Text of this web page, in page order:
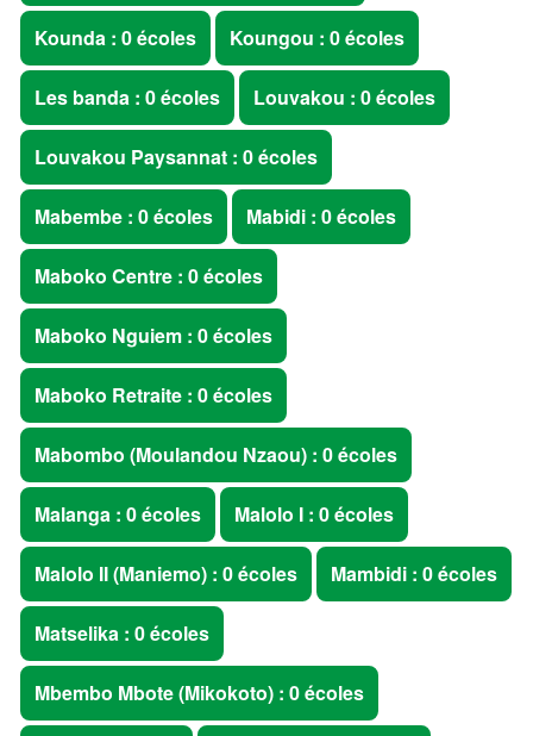
Kounda : 0 écoles Koungou : 0 écoles
Les banda : 0 écoles Louvakou : 0 écoles
Louvakou Paysannat : 0 écoles
Mabembe : 0 écoles Mabidi : 0 écoles
Maboko Centre : 0 écoles
Maboko Nguiem : 0 écoles
Maboko Retraite : 0 écoles
Mabombo (Moulandou Nzaou) : 0 écoles
Malanga : 0 écoles Malolo I : 0 écoles
Malolo II (Maniemo) : 0 écoles Mambidi : 0 écoles
Matselika : 0 écoles
Mbembo Mbote (Mikokoto) : 0 écoles